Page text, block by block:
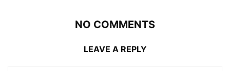
NO COMMENTS
LEAVE A REPLY